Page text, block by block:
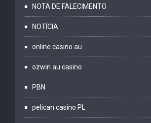
NOTA DE FALECIMENTO
NOTÍCIA
online casino au
ozwin au casino
PBN
pelican casino PL